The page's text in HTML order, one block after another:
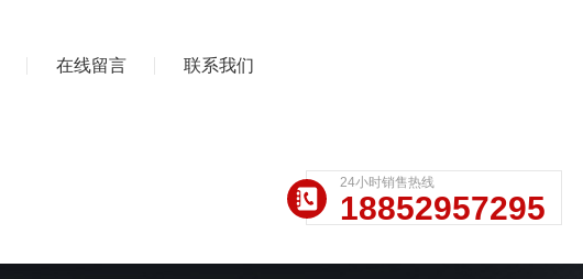
在线留言 联系我们
24小时销售热线
18852957295